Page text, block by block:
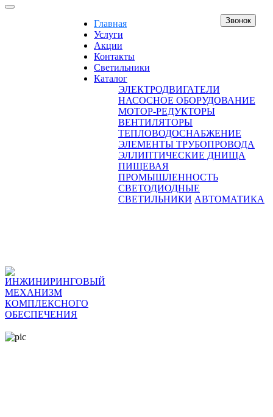
Главная
Услуги
Акции
Контакты
Светильники
Каталог
ЭЛЕКТРОДВИГАТЕЛИ
НАСОСНОЕ ОБОРУДОВАНИЕ
МОТОР-РЕДУКТОРЫ
ВЕНТИЛЯТОРЫ
ТЕПЛОВОДОСНАБЖЕНИЕ
ЭЛЕМЕНТЫ ТРУБОПРОВОДА
ЭЛЛИПТИЧЕСКИЕ ДНИЩА
ПИЩЕВАЯ
ПРОМЫШЛЕННОСТЬ
СВЕТОДИОДНЫЕ
СВЕТИЛЬНИКИ АВТОМАТИКА
Звонок